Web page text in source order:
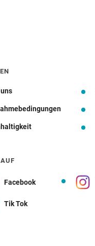
Facebook
Tik Tok